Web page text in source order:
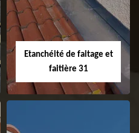
Etanchéité de faitage et
faitière 31